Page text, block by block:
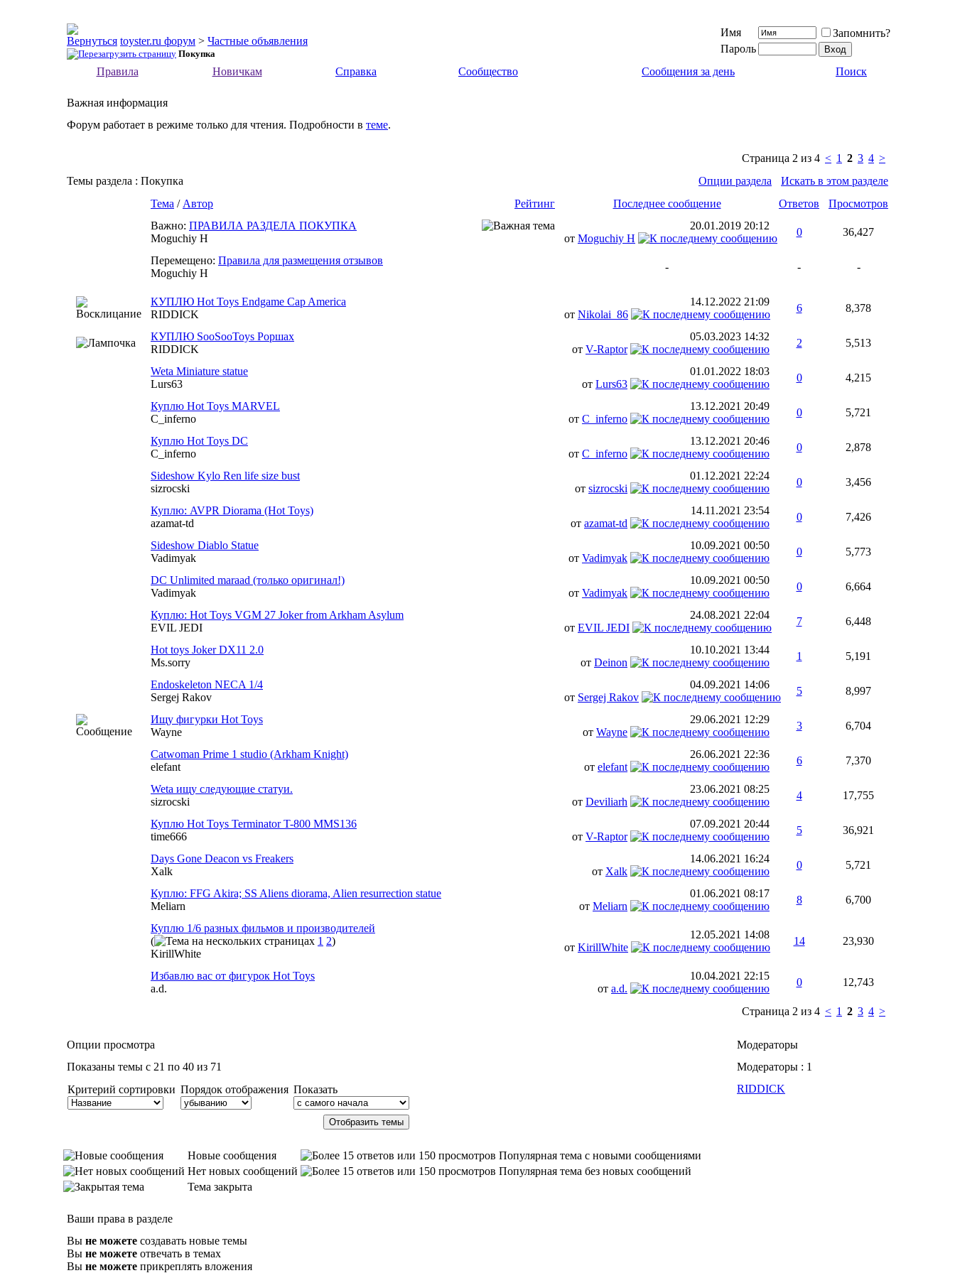
toyster.ru форум > Частные объявления
Покупка
Имя
Запомнить?
Пароль
Правила
Новичкам Справка Сообщество Сообщения за день Поиск
Важная информация
Форум работает в режиме только для чтения. Подробности в теме.
Страница 2 из 4 < 1 2 3 4 >
Темы раздела : Покупка Опции раздела
Искать в этом разделе
Рейтинг
Тема / Автор Последнее сообщение Ответов
Просмотров
Важно: ПРАВИЛА РАЗДЕЛА ПОКУПКА
Moguchiy H
20.01.2019 20:12
от Moguchiy H
0 36,427
Перемещено: Правила для размещения отзывов
Moguchiy H
- - -
КУПЛЮ Hot Toys Endgame Cap America
RIDDICK
14.12.2022 21:09
от Nikolai_86
6 8,378
КУПЛЮ SooSooToys Роршах
RIDDICK
05.03.2023 14:32
от V-Raptor
2 5,513
Weta Miniature statue
Lurs63
01.01.2022 18:03
от Lurs63
0 4,215
Куплю Hot Toys MARVEL
C_inferno
13.12.2021 20:49
от C_inferno
0 5,721
Куплю Hot Toys DC
C_inferno
13.12.2021 20:46
от C_inferno
0 2,878
Sideshow Kylo Ren life size bust
sizrocski
01.12.2021 22:24
от sizrocski
0 3,456
Куплю: AVPR Diorama (Hot Toys)
azamat-td
14.11.2021 23:54
от azamat-td
0 7,426
Sideshow Diablo Statue
Vadimyak
10.09.2021 00:50
от Vadimyak
0 5,773
DC Unlimited maraad (только оригинал!)
Vadimyak
10.09.2021 00:50
от Vadimyak
0 6,664
Куплю: Hot Toys VGM 27 Joker from Arkham Asylum
EVIL JEDI
24.08.2021 22:04
от EVIL JEDI
7 6,448
Hot toys Joker DX11 2.0
Ms.sorry
10.10.2021 13:44
от Deinon
1 5,191
Endoskeleton NECA 1/4
Sergej Rakov
04.09.2021 14:06
от Sergej Rakov
5 8,997
Ищу фигурки Hot Toys
Wayne
29.06.2021 12:29
от Wayne
3 6,704
Catwoman Prime 1 studio (Arkham Knight)
elefant
26.06.2021 22:36
от elefant
6 7,370
Weta ищу следующие статуи.
sizrocski
23.06.2021 08:25
от Deviliarh
4 17,755
Куплю Hot Toys Terminator T-800 MMS136
time666
07.09.2021 20:44
от V-Raptor
5 36,921
Days Gone Deacon vs Freakers
Xalk
14.06.2021 16:24
от Xalk
0 5,721
Куплю: FFG Akira; SS Aliens diorama, Alien resurrection statue
Meliarn
01.06.2021 08:17
от Meliarn
8 6,700
Куплю 1/6 разных фильмов и производителей
(
1 2)
KirillWhite
12.05.2021 14:08
от KirillWhite
14 23,930
Избавлю вас от фигурок Hot Toys
a.d.
10.04.2021 22:15
от a.d.
0 12,743
Страница 2 из 4 < 1 2 3 4 >
Опции просмотра
Модераторы
Показаны темы с 21 по 40 из 71
Модераторы : 1
Критерий сортировки Порядок отображения Показать RIDDICK
Новые сообщения
Популярная тема с новыми сообщениями
Нет новых сообщений
Популярная тема без новых сообщений
Тема закрыта
Ваши права в разделе
Вы не можете создавать новые темы
Вы не можете отвечать в темах
Вы не можете прикреплять вложения